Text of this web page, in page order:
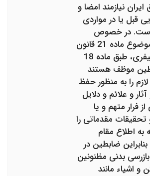
نیازمند امضا و
قبل یا در مواردی
است. در خصوص
جرایم مشهود موضوع ماده 21 قانون
آئین دادرسی کیفری، طبق ماده 18
موظف هستند
را به منظور حفظ
و علائم و دلایل
فرار متهم و یا
تحقیقات مقدماتی را
به اطلاع مقام
ضابطین در
بدنی مظنونین
و اشیاء مانند